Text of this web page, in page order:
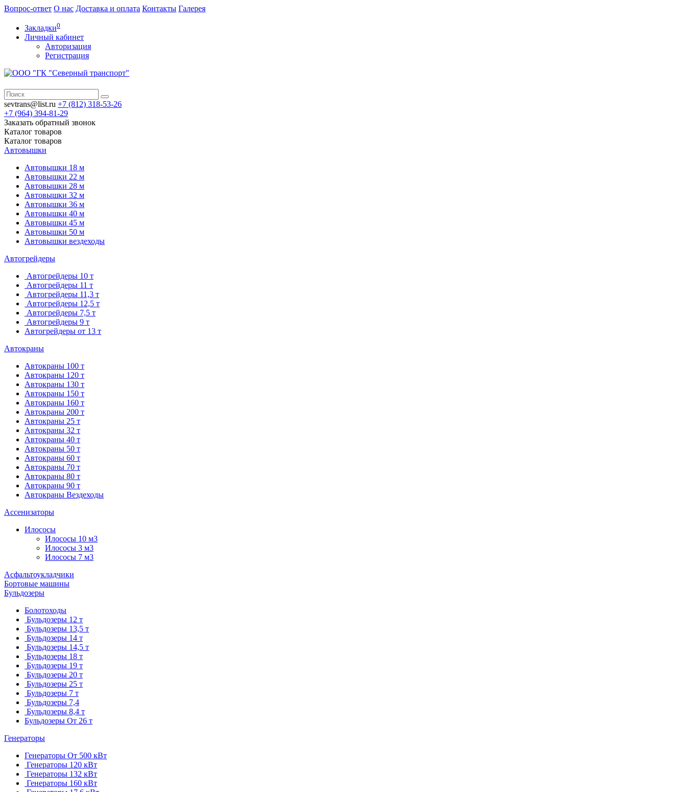
Вопрос-ответ О нас Доставка и оплата Контакты Галерея
Закладки0
Личный кабинет
Авторизация
Регистрация
sevtrans@list.ru +7 (812) 318-53-26
+7 (964) 394-81-29
Заказать обратный звонок
Каталог товаров
Каталог товаров
Автовышки
Автовышки 18 м
Автовышки 22 м
Автовышки 28 м
Автовышки 32 м
Автовышки 36 м
Автовышки 40 м
Автовышки 45 м
Автовышки 50 м
Автовышки вездеходы
Автогрейдеры
Автогрейдеры 10 т
Автогрейдеры 11 т
Автогрейдеры 11,3 т
Автогрейдеры 12,5 т
Автогрейдеры 7,5 т
Автогрейдеры 9 т
Автогрейдеры от 13 т
Автокраны
Автокраны 100 т
Автокраны 120 т
Автокраны 130 т
Автокраны 150 т
Автокраны 160 т
Автокраны 200 т
Автокраны 25 т
Автокраны 32 т
Автокраны 40 т
Автокраны 50 т
Автокраны 60 т
Автокраны 70 т
Автокраны 80 т
Автокраны 90 т
Автокраны Вездеходы
Ассенизаторы
Илососы
Илососы 10 м3
Илососы 3 м3
Илососы 7 м3
Асфальтоукладчики
Бортовые машины
Бульдозеры
Болотоходы
Бульдозеры 12 т
Бульдозеры 13,5 т
Бульдозеры 14 т
Бульдозеры 14,5 т
Бульдозеры 18 т
Бульдозеры 19 т
Бульдозеры 20 т
Бульдозеры 25 т
Бульдозеры 7 т
Бульдозеры 7,4
Бульдозеры 8,4 т
Бульдозеры От 26 т
Генераторы
Генераторы От 500 кВт
Генераторы 120 кВт
Генераторы 132 кВт
Генераторы 160 кВт